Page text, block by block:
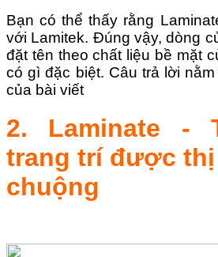
Bạn có thể thấy rằng
với Lamitek. Đúng vậy, dòng
đặt tên theo chất liệu bề mặt
có gì đặc biệt. Câu trả lời
của bài viết
2. Laminate -
trang trí được
chuộng